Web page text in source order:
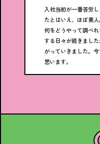
入社当初が一番苦労
たとはいえ、ほぼ素
何をどうやって調べ
する日々が続きまし
がっていきました。
思います。